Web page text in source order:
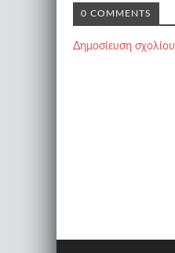
0 COMMENTS
Δημοσίευση σχολίου